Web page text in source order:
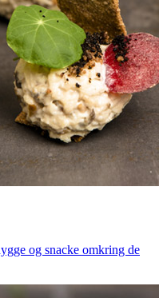
og snacke omkring de